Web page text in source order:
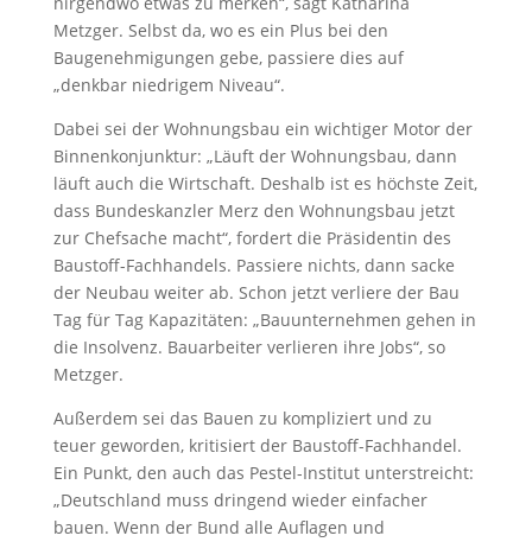
Metzger. Selbst da, wo es ein Plus bei den
Baugenehmigungen gebe, passiere dies auf
„denkbar niedrigem Niveau“.
Dabei sei der Wohnungsbau ein wichtiger Motor der
Binnenkonjunktur: „Läuft der Wohnungsbau, dann
läuft auch die Wirtschaft. Deshalb ist es höchste Zeit,
dass Bundeskanzler Merz den Wohnungsbau jetzt
zur Chefsache macht“, fordert die Präsidentin des
Baustoff-Fachhandels. Passiere nichts, dann sacke
der Neubau weiter ab. Schon jetzt verliere der Bau
Tag für Tag Kapazitäten: „Bauunternehmen gehen in
die Insolvenz. Bauarbeiter verlieren ihre Jobs“, so
Metzger.
Außerdem sei das Bauen zu kompliziert und zu
teuer geworden, kritisiert der Baustoff-Fachhandel.
Ein Punkt, den auch das Pestel-Institut unterstreicht:
„Deutschland muss dringend wieder einfacher
bauen. Wenn der Bund alle Auflagen und